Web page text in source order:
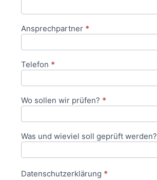
Ansprechpartner *
Telefon *
Wo sollen wir prüfen? *
Was und wieviel soll geprüft werden?
Datenschutzerklärung *